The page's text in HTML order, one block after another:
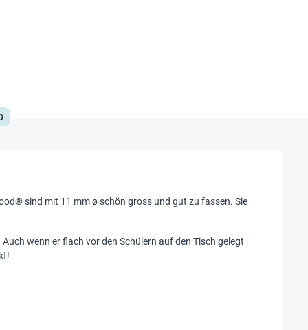
sind mit 11 mm ø schön gross und gut zu fassen. Sie
wenn er flach vor den Schülern auf den Tisch gelegt